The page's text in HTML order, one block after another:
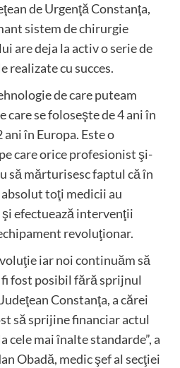
de Urgenţă Constanţa,
sistem de chirurgie
are deja la activ o serie de
realizate cu succes.
de care puteam
care se foloseşte de 4 ani în
în Europa. Este o
care orice profesionist şi-
să mărturisesc faptul că în
toţi medicii au
efectuează intervenţii
revoluţionar.
iar noi continuăm să
fost posibil fără sprijnul
Constanţa, a cărei
să sprijine financiar actul
cele mai înalte standarde”, a
Obadă, medic şef al secţiei